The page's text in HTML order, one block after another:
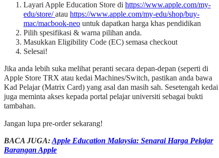
Layari Apple Education Store di https://www.apple.com/my-
edu/store/atau https://www.apple.com/my-edu/shop/buy-
mac/macbook-neo untuk dapatkan harga khas pendidikan
Pilih spesifikasi & warna pilihan anda.
Masukkan Eligibility Code (EC) semasa checkout
Selesai!
Jika anda lebih suka melihat peranti secara depan-depan (seperti di
Apple Store TRX atau kedai Machines/Switch, pastikan anda bawa
Kad Pelajar (Matrix Card) yang asal dan masih sah. Sesetengah kedai
juga meminta akses kepada portal pelajar universiti sebagai bukti
tambahan.
Jangan lupa pre-order sekarang!
BACA JUGA:Apple Education Malaysia: Senarai Harga Pelajar
Barangan Apple